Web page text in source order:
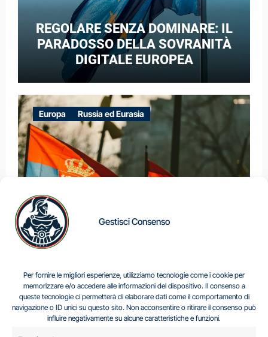
Gestisci Consenso
Per fornire le migliori esperienze, utilizziamo tecnologie come i cookie per
memorizzare e/o accedere alle informazioni del dispositivo. Il consenso a
queste tecnologie ci permetterà di elaborare dati come il comportamento di
navigazione o ID unici su questo sito. Non acconsentire o ritirare il consenso può
influire negativamente su alcune caratteristiche e funzioni.
REGOLARE SENZA DOMINARE: IL
PARADOSSO DELLA SOVRANITÀ
DIGITALE EUROPEA
Europa Russia ed Eurasia
Centro Analisi e Studi Italus © Tutti i diritti riservati